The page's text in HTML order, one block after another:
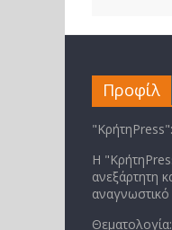
Προφίλ
Η
ανεξάρτητη
αναγνωστικό